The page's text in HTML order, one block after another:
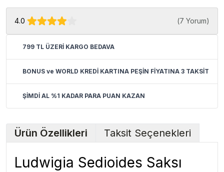
4.0 (7 Yorum)
799 TL ÜZERİ KARGO BEDAVA
BONUS ve WORLD KREDİ KARTINA PEŞİN FİYATINA 3 TAKSİT
ŞİMDİ AL %1 KADAR PARA PUAN KAZAN
Ürün Özellikleri Taksit Seçenekleri
Ludwigia Sedioides Saksı